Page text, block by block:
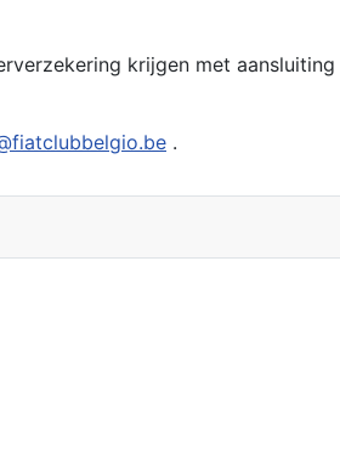
krijgen met
.